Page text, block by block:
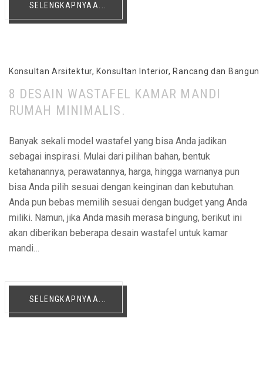
SELENGKAPNYAA...
Konsultan Arsitektur, Konsultan Interior, Rancang dan Bangun
8 DESAIN WASTAFEL KAMAR MANDI
RUMAH MINIMALIS.
Banyak sekali model wastafel yang bisa Anda jadikan
sebagai inspirasi. Mulai dari pilihan bahan, bentuk
ketahanannya, perawatannya, harga, hingga warnanya pun
bisa Anda pilih sesuai dengan keinginan dan kebutuhan.
Anda pun bebas memilih sesuai dengan budget yang Anda
miliki. Namun, jika Anda masih merasa bingung, berikut ini
akan diberikan beberapa desain wastafel untuk kamar
mandi…
SELENGKAPNYAA...